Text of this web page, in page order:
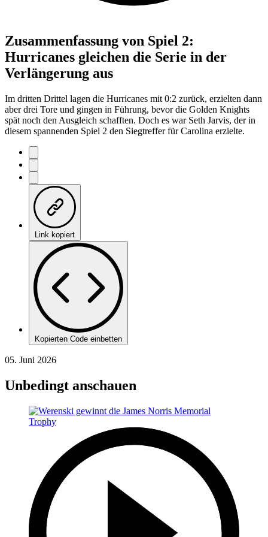
Zusammenfassung von Spiel 2:
Hurricanes gleichen die Serie in der
Verlängerung aus
Im dritten Drittel lagen die Hurricanes mit 0:2 zurück, erzielten dann
aber drei Tore und gingen in Führung, bevor die Golden Knights
spät noch den Ausgleich schafften. Doch es war Seth Jarvis, der in
diesem spannenden Spiel 2 den Siegtreffer für Carolina erzielte.
Link kopiert
Kopierten Code einbetten
05. Juni 2026
Unbedingt anschauen